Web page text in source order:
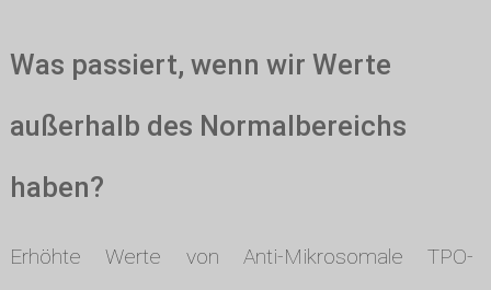
Was passiert, wenn wir Werte
außerhalb des Normalbereichs
haben?
Erhöhte Werte von Anti-Mikrosomale TPO-